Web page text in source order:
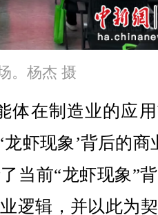
。杨杰 摄
在制造业的应用
虾现象’背后的商
当前“龙虾现象”
逻辑，并以此为